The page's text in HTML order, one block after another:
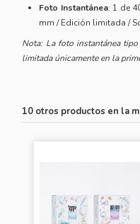
Foto Instantánea: 1 de
mm / Edición limitada /
Nota: La foto instantánea
limitada únicamente en la
10 otros productos en la